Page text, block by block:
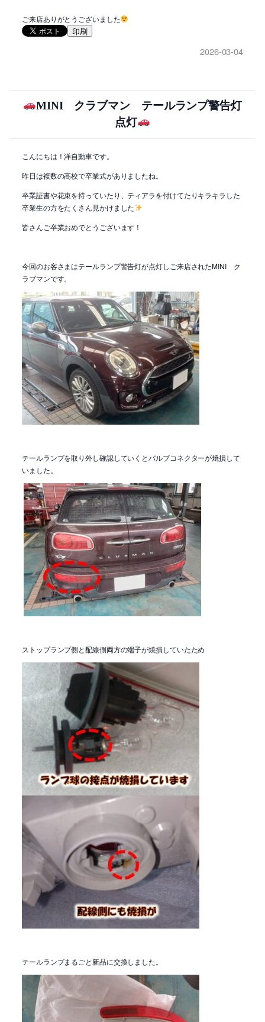
ご来店ありがとうございました
印刷
2026-03-04
MINI クラブマン テールランプ警告灯
点灯
こんにちは！洋自動車です。
昨日は複数の高校で卒業式がありましたね。
卒業証書や花束を持っていたり、ティアラを付けてたりキラキラした
卒業生の方をたくさん見かけました
皆さんご卒業おめでとうございます！
今回のお客さまはテールランプ警告灯が点灯しご来店されたMINI ク
ラブマンです。
テールランプを取り外し確認していくとバルブコネクターが焼損して
いました。
ストップランプ側と配線側両方の端子が焼損していたため
テールランプまるごと新品に交換しました。